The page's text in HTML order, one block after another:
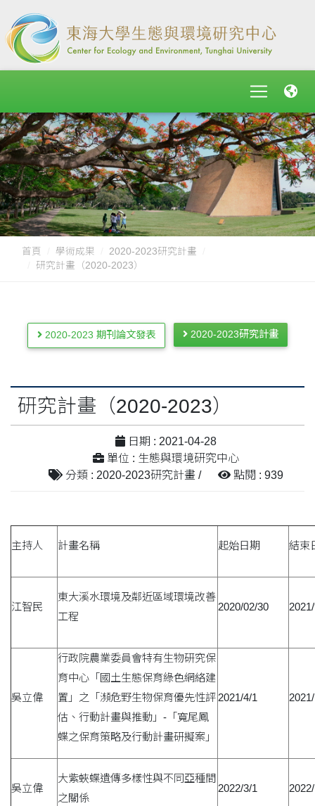
首頁 學術成果
2020-2023研究計畫
研究計畫（2020-2023）
2020-2023 期刊論文發表 2020-2023研究計畫
研究計畫（2020-2023）
日期 : 2021-04-28
單位 : 生態與環境研究中心
分類 : 2020-2023研究計畫 /
點閱 : 939
主持人 計畫名稱 起始日期 結束
江智民
東大溪水環境及鄰近區域環境改善
工程
2020/02/30
吳立偉
行政院農業委員會特有生物研究保
育中心「國土生態保育綠色網絡建
置」之「瀕危野生物保育優先性評
估、行動計畫與推動」-「寬尾鳳
蝶之保育策略及行動計畫研擬案」
2021/4/1
吳立偉
大紫蛺蝶遺傳多樣性與不同亞種間
之關係
2022/3/1